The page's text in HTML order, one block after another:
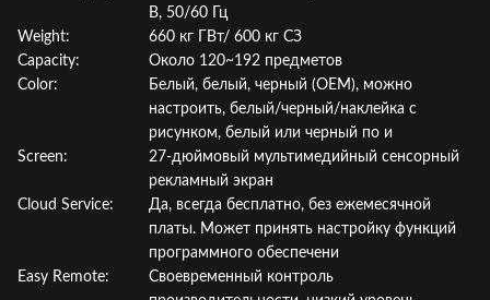
В, 50/60 Гц
Weight:
660 кг ГВт/ 600 кг СЗ
Capacity:
Около 120~192 предметов
Color:
Белый, белый, черный (OEM), можно
настроить, белый/черный/наклейка с
рисунком, белый или черный по и
Screen:
27-дюймовый мультимедийный сенсорный
рекламный экран
Cloud Service:
Да, всегда бесплатно, без ежемесячной
платы. Может принять настройку функций
программного обеспечени
Easy Remote:
Своевременный контроль